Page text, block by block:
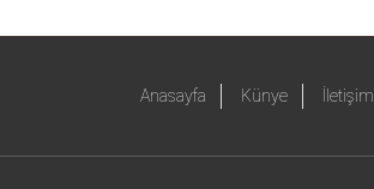
Anasayfa Künye İletişim